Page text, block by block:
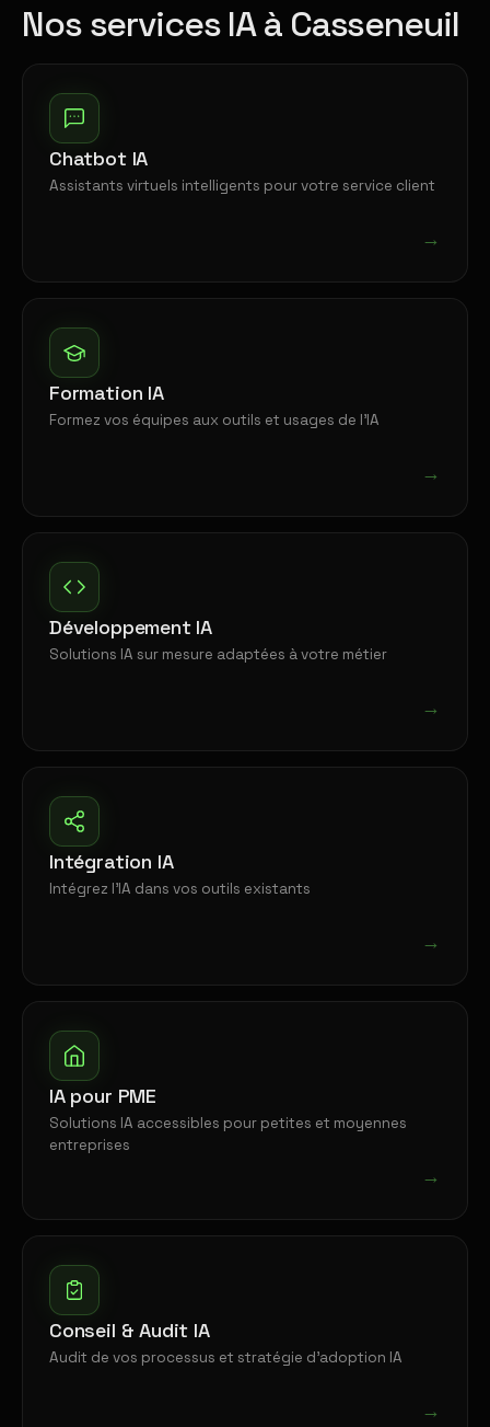
Nos services IA à Casseneuil
Chatbot IA
Assistants virtuels intelligents pour votre service client
→
Formation IA
Formez vos équipes aux outils et usages de l'IA
→
Développement IA
Solutions IA sur mesure adaptées à votre métier
→
Intégration IA
Intégrez l'IA dans vos outils existants
→
IA pour PME
Solutions IA accessibles pour petites et moyennes
entreprises
→
Conseil & Audit IA
Audit de vos processus et stratégie d'adoption IA
→